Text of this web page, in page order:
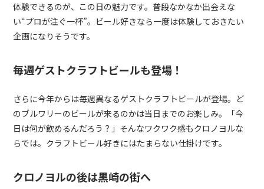
体験できるのが、この日の魅力です。普段なかなか出会えな
い“プロが注ぐ一杯”。ビール好きなら一度は体験しておきたい
企画になりそうです。
毎週ゲストクラフトビールも登場！
さらに今年からは毎週異なるゲストクラフトビールが登場。ど
のブルワリーのビールが来るのかは当日までのお楽しみ。「今
日は何が飲めるんだろう？」そんなワクワク感もクロノヨルな
らでは。クラフトビール好きにはたまらない仕掛けです。
クロノヨルの後は黒崎の街へ